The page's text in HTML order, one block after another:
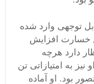
توجهی وارد شده
خسارت افزایش
دارد هرچه
نیز به امتیازاتی تن
بود. او آماده